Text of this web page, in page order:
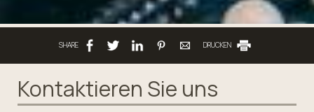
SHARE DRUCKEN
Kontaktieren Sie uns